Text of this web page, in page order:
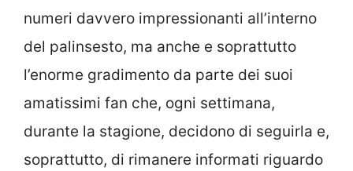
numeri davvero impressionanti all’interno
del palinsesto, ma anche e soprattutto
l’enorme gradimento da parte dei suoi
amatissimi fan che, ogni settimana,
durante la stagione, decidono di seguirla e,
soprattutto, di rimanere informati riguardo